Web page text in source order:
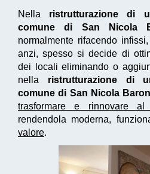
Nella ristrutturazione di
comune di San Nicola
normalmente rifacendo
anzi, spesso si decide di
dei locali eliminando o
nella ristrutturazione di
comune di San Nicola
trasformare e rinnovare al
rendendola moderna,
valore.